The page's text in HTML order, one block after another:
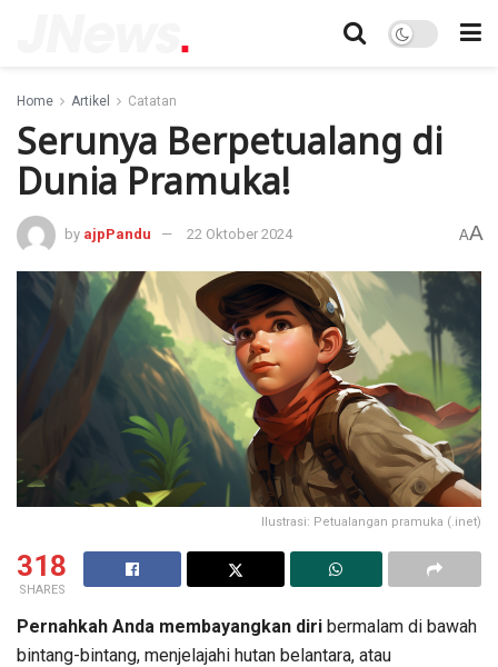
Home Artikel Catatan
Serunya Berpetualang di
Dunia Pramuka!
by ajpPandu 22 Oktober 2024 AA
Ilustrasi: Petualangan pramuka (.inet)
318
SHARES
Pernahkah Anda membayangkan diri bermalam di bawah
bintang-bintang, menjelajahi hutan belantara, atau